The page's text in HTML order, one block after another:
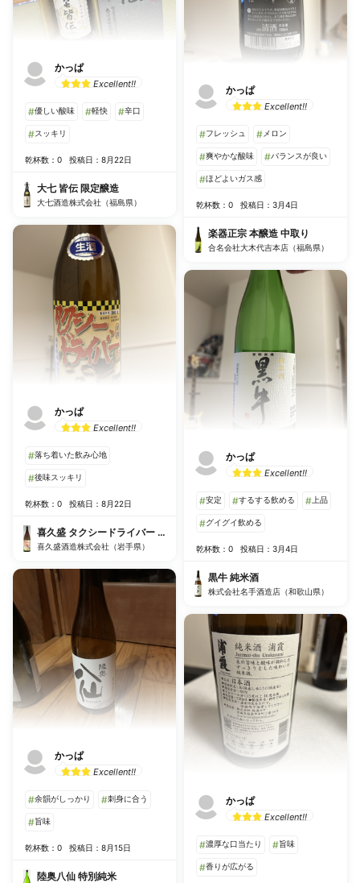
かっぱ
Excellent!!
#優しい酸味 #軽快 #辛口
#スッキリ
乾杯数：0 投稿日：8月22日
大七 皆伝 限定醸造
大七酒造株式会社（福島県）
かっぱ
Excellent!!
#落ち着いた飲み心地
#後味スッキリ
乾杯数：0 投稿日：8月22日
喜久盛 タクシードライバー 純米生原酒
喜久盛酒造株式会社（岩手県）
かっぱ
Excellent!!
#余韻がしっかり #刺身に合う
#旨味
乾杯数：0 投稿日：8月15日
陸奥八仙 特別純米
かっぱ
Excellent!!
#フレッシュ # メロン
#爽やかな酸味 #バランスが良い
#ほどよいガス感
乾杯数：0 投稿日：3月4日
楽器正宗 本醸造 中取り
合名会社大木代吉本店（福島県）
かっぱ
Excellent!!
#安定 #するする飲める # 上品
#グイグイ飲める
乾杯数：0 投稿日：3月4日
黒牛 純米酒
株式会社名手酒造店（和歌山県）
かっぱ
Excellent!!
#濃厚な口当たり #旨味
#香りが広がる